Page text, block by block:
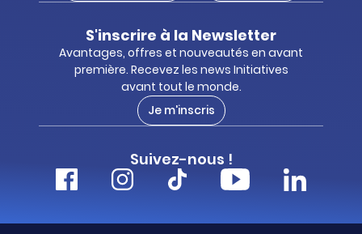
S'inscrire à la Newsletter
Avantages, offres et nouveautés en avant
première. Recevez les news Initiatives
avant tout le monde.
Je m'inscris
Suivez-nous !